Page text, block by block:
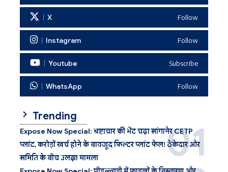
X Follow
Instagram Follow
Youtube Subscribe
WhatsApp Follow
Trending
Expose Now Special: भ्रष्टाचार की भेंट चढ़ा सांगानेर CETP
प्लांट, करोड़ों खर्च होने के बावजूद फिल्टर प्लांट फेल! ठेकेदार और
समिति के बीच उलझा मामला